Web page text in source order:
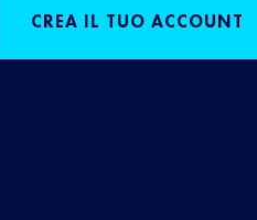
CREA IL TUO ACCOUNT